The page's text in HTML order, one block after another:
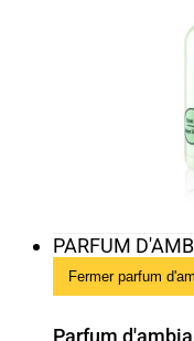
PARFUM
Fermer parfum
Parfum